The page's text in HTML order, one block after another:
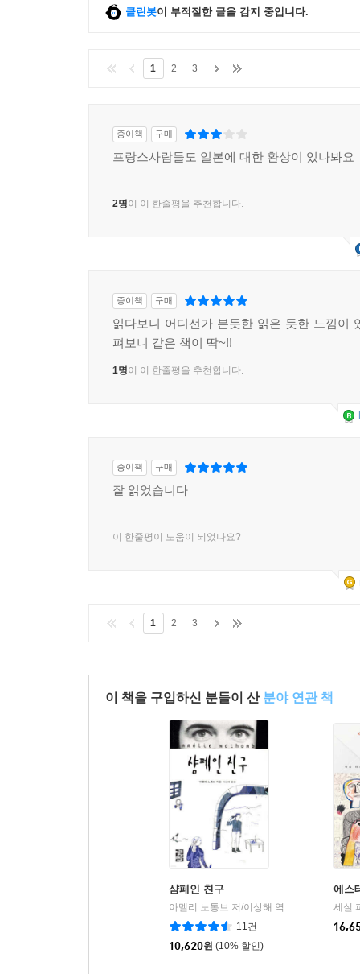
클린봇이 부적절한 글을 감지 중입니다.
1 2 3
종이책 구매
프랑스사람들도 일본에 대한 환상이 있나봐요
2명이 이 한줄평을 추천합니다.
종이책 구매
읽다보니 어디선가 본듯한 읽은 듯한 느낌이
펴보니 같은 책이 딱~!!
1명이 이 한줄평을 추천합니다.
종이책 구매
잘 읽었습니다
이 한줄평이 도움이 되었나요?
1 2 3
이 책을 구입하신 분들이 산 분야 연관 책
샴페인 친구
아멜리 노통브 저/이상해 역 | 열린책들
11건
10,620원 (10% 할인)
에스
세실